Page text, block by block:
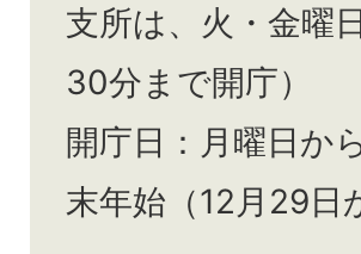
支所は、火・金曜
30分まで開庁）
開庁日：月曜日か
末年始（12月29日